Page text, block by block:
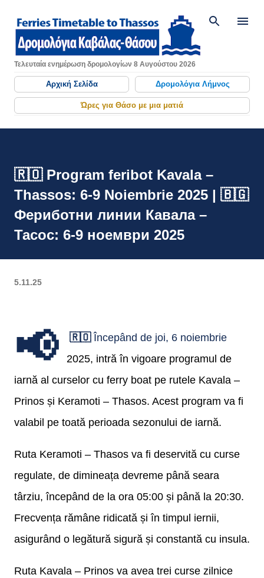
Μετάβαση στο κύριο περιεχόμενο
Τελευταία ενημέρωση δρομολογίων 8 Αυγούστου 2026
Αρχική Σελίδα Δρομολόγια Λήμνος
Ώρες για Θάσο με μια ματιά
🇷🇴 Program feribot Kavala –
Thassos: 6-9 Noiembrie 2025 | 🇧🇬
Фериботни линии Кавала –
Тасос: 6-9 ноември 2025
5.11.25
📢 🇷🇴Începând de joi, 6 noiembrie
2025, intră în vigoare programul de
iarnă al curselor cu ferry boat pe rutele Kavala –
Prinos și Keramoti – Thasos. Acest program va fi
valabil pe toată perioada sezonului de iarnă.
Ruta Keramoti – Thasos va fi deservită cu curse
regulate, de dimineața devreme până seara
târziu, începând de la ora 05:00 și până la 20:30.
Frecvența rămâne ridicată și în timpul iernii,
asigurând o legătură sigură și constantă cu insula.
Ruta Kavala – Prinos va avea trei curse zilnice